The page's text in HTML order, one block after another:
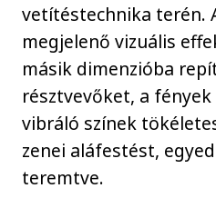
vetítéstechnika terén.
megjelenő vizuális
másik dimenzióba
résztvevőket, a
vibráló színek
zenei aláfestést,
teremtve.